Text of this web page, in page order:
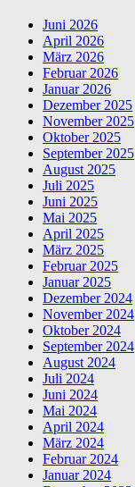
Juni 2026
April 2026
März 2026
Februar 2026
Januar 2026
Dezember 2025
November 2025
Oktober 2025
September 2025
August 2025
Juli 2025
Juni 2025
Mai 2025
April 2025
März 2025
Februar 2025
Januar 2025
Dezember 2024
November 2024
Oktober 2024
September 2024
August 2024
Juli 2024
Juni 2024
Mai 2024
April 2024
März 2024
Februar 2024
Januar 2024